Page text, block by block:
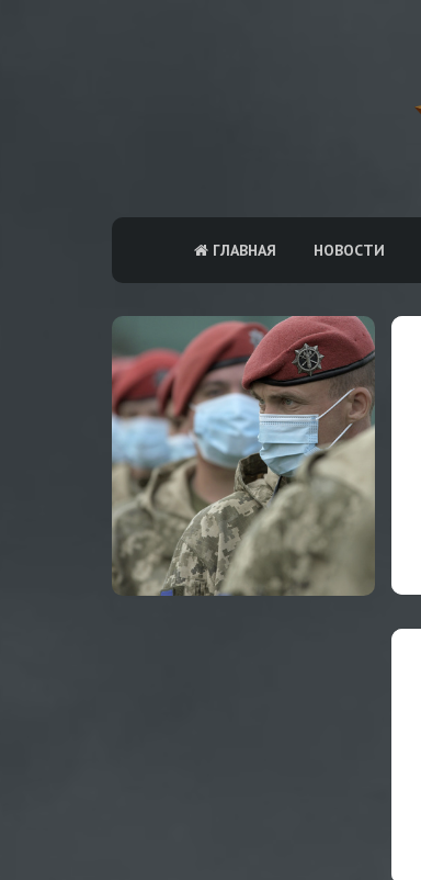
ГЛАВНАЯ НОВОСТИ